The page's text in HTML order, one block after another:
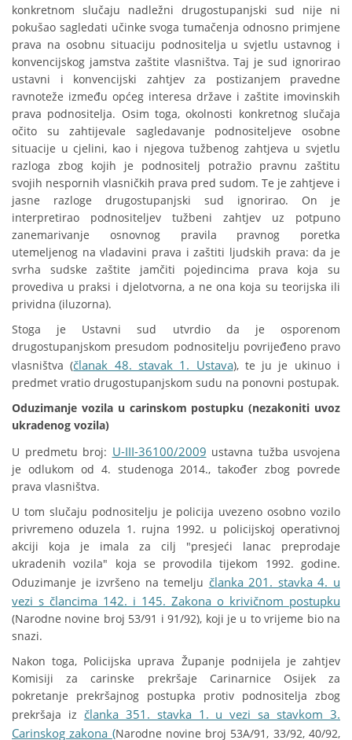
konkretnom slučaju nadležni drugostupanjski sud nije ni
pokušao sagledati učinke svoga tumačenja odnosno primjene
prava na osobnu situaciju podnositelja u svjetlu ustavnog i
konvencijskog jamstva zaštite vlasništva. Taj je sud ignorirao
ustavni i konvencijski zahtjev za postizanjem pravedne
ravnoteže između općeg interesa države i zaštite imovinskih
prava podnositelja. Osim toga, okolnosti konkretnog slučaja
očito su zahtijevale sagledavanje podnositeljeve osobne
situacije u cjelini, kao i njegova tužbenog zahtjeva u svjetlu
razloga zbog kojih je podnositelj potražio pravnu zaštitu
svojih nespornih vlasničkih prava pred sudom. Te je zahtjeve i
jasne razloge drugostupanjski sud ignorirao. On je
interpretirao podnositeljev tužbeni zahtjev uz potpuno
zanemarivanje osnovnog pravila pravnog poretka
utemeljenog na vladavini prava i zaštiti ljudskih prava: da je
svrha sudske zaštite jamčiti pojedincima prava koja su
provediva u praksi i djelotvorna, a ne ona koja su teorijska ili
prividna (iluzorna).
Stoga je Ustavni sud utvrdio da je osporenom
drugostupanjskom presudom podnositelju povrijeđeno pravo
vlasništva (članak 48. stavak 1. Ustava), te ju je ukinuo i
predmet vratio drugostupanjskom sudu na ponovni postupak.
Oduzimanje vozila u carinskom postupku (nezakoniti uvoz
ukradenog vozila)
U predmetu broj: U-III-36100/2009 ustavna tužba usvojena
je odlukom od 4. studenoga 2014., također zbog povrede
prava vlasništva.
U tom slučaju podnositelju je policija uvezeno osobno vozilo
privremeno oduzela 1. rujna 1992. u policijskoj operativnoj
akciji koja je imala za cilj "presjeći lanac preprodaje
ukradenih vozila" koja se provodila tijekom 1992. godine.
Oduzimanje je izvršeno na temelju članka 201. stavka 4. u
vezi s člancima 142. i 145. Zakona o krivičnom postupku
(Narodne novine broj 53/91 i 91/92), koji je u to vrijeme bio na
snazi.
Nakon toga, Policijska uprava Županje podnijela je zahtjev
Komisiji za carinske prekršaje Carinarnice Osijek za
pokretanje prekršajnog postupka protiv podnositelja zbog
prekršaja iz članka 351. stavka 1. u vezi sa stavkom 3.
Carinskog zakona (Narodne novine broj 53A/91, 33/92, 40/92,